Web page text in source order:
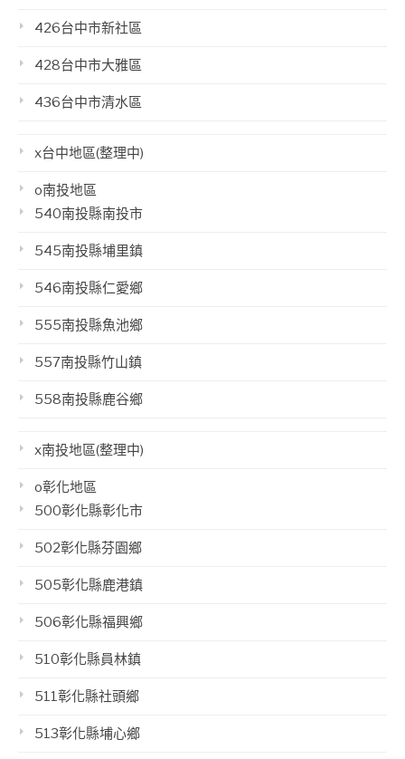
426台中市新社區
428台中市大雅區
436台中市清水區
x台中地區(整理中)
o南投地區
540南投縣南投市
545南投縣埔里鎮
546南投縣仁愛鄉
555南投縣魚池鄉
557南投縣竹山鎮
558南投縣鹿谷鄉
x南投地區(整理中)
o彰化地區
500彰化縣彰化市
502彰化縣芬園鄉
505彰化縣鹿港鎮
506彰化縣福興鄉
510彰化縣員林鎮
511彰化縣社頭鄉
513彰化縣埔心鄉